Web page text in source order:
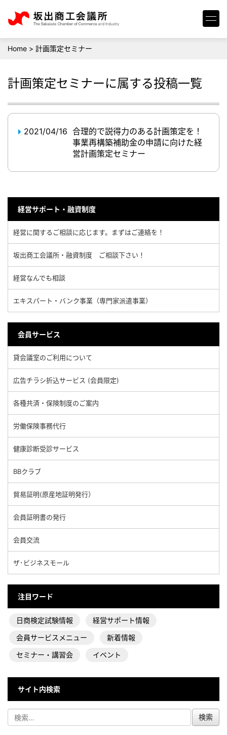
Home > 計画策定セミナー
計画策定セミナーに属する投稿一覧
2021/04/16 合理的で説得力のある計画策定を！
事業再構築補助金の申請に向けた経
営計画策定セミナー
経営サポート・融資制度
経営に関するご相談に応じます。まずはご連絡を！
坂出商工会議所・融資制度 ご相談下さい！
経営なんでも相談
エキスパート・バンク事業（専門家派遣事業）
会員サービス
貸会議室のご利用について
広告チラシ折込サービス (会員限定)
各種共済・保険制度のご案内
労働保険事務代行
健康診断受診サービス
BBクラブ
貿易証明(原産地証明発行）
会員証明書の発行
会員交流
ザ･ビジネスモール
注目ワード
日商検定試験情報
経営サポート情報
会員サービスメニュー
新着情報
セミナー・講習会
イベント
サイト内検索